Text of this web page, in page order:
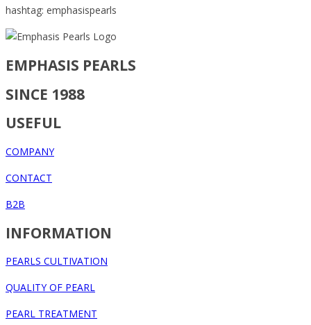
hashtag: emphasispearls
EMPHASIS PEARLS
SINCE 1988
USEFUL
COMPANY
CONTACT
B2B
INFORMATION
PEARLS CULTIVATION
QUALITY OF PEARL
PEARL TREATMENT